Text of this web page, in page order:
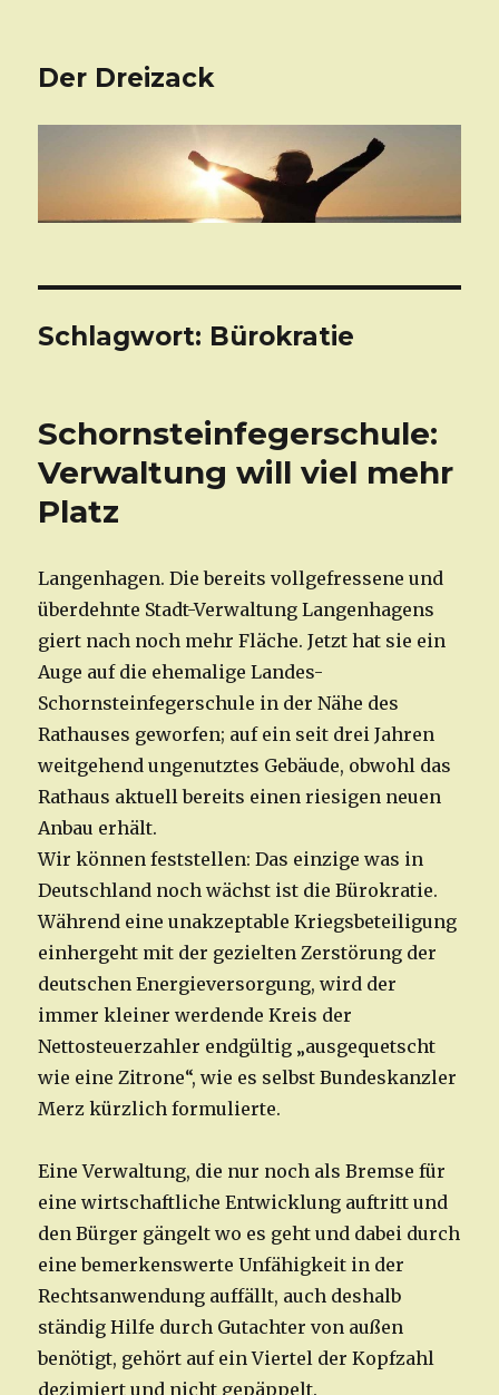
Der Dreizack
Schlagwort: Bürokratie
Schornsteinfegerschule:
Verwaltung will viel mehr
Platz
Langenhagen. Die bereits vollgefressene und
überdehnte Stadt-Verwaltung Langenhagens
giert nach noch mehr Fläche. Jetzt hat sie ein
Auge auf die ehemalige Landes-
Schornsteinfegerschule in der Nähe des
Rathauses geworfen; auf ein seit drei Jahren
weitgehend ungenutztes Gebäude, obwohl das
Rathaus aktuell bereits einen riesigen neuen
Anbau erhält.
Wir können feststellen: Das einzige was in
Deutschland noch wächst ist die Bürokratie.
Während eine unakzeptable Kriegsbeteiligung
einhergeht mit der gezielten Zerstörung der
deutschen Energieversorgung, wird der
immer kleiner werdende Kreis der
Nettosteuerzahler endgültig „ausgequetscht
wie eine Zitrone“, wie es selbst Bundeskanzler
Merz kürzlich formulierte.
Eine Verwaltung, die nur noch als Bremse für
eine wirtschaftliche Entwicklung auftritt und
den Bürger gängelt wo es geht und dabei durch
eine bemerkenswerte Unfähigkeit in der
Rechtsanwendung auffällt, auch deshalb
ständig Hilfe durch Gutachter von außen
benötigt, gehört auf ein Viertel der Kopfzahl
dezimiert und nicht gepäppelt.